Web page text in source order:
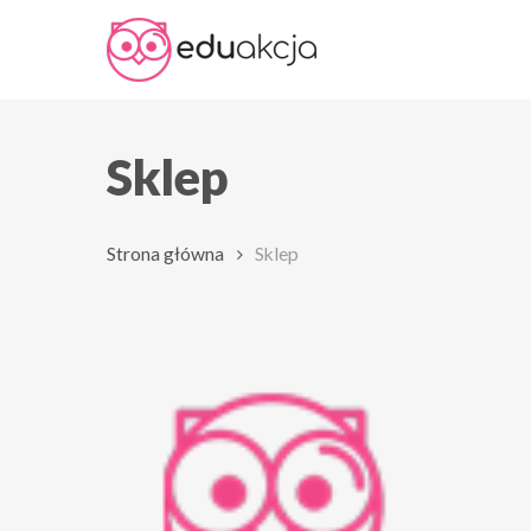
Sklep
Strona główna Sklep